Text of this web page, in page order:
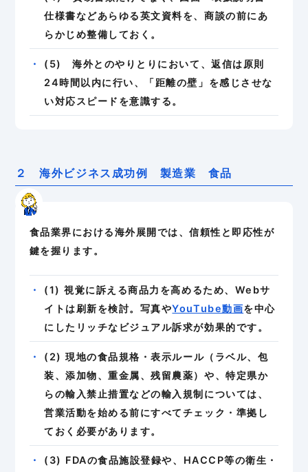
仕様書などあらゆる英文資料を、商談の前にあ
らかじめ整備しておく。
(5) 海外とのやりとりにおいて、返信は原則
24時間以内に行い、「距離の壁」を感じさせな
い対応スピードを意識する。
２ 海外ビジネス成功例 製造業 食品
食品業界における海外展開では、信頼性と即応性が
鍵を握ります。
(1) 視覚に訴える商品力を高めるため、Webサ
イトは刷新を検討。写真やYouTube動画を中心
にしたリッチなビジュアル訴求が効果的です。
(2) 現地の食品規格・表示ルール（ラベル、包
装、添加物、重金属、残留農薬）や、特定県か
らの輸入禁止措置などの輸入規制については、
営業活動を始める前にすべてチェック・準拠し
ておく必要があります。
(3) FDAの食品施設登録や、HACCP等の衛生・